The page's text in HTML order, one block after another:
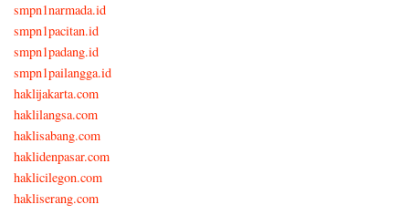
smpn1narmada.id
smpn1pacitan.id
smpn1padang.id
smpn1pailangga.id
haklijakarta.com
haklilangsa.com
haklisabang.com
haklidenpasar.com
haklicilegon.com
hakliserang.com